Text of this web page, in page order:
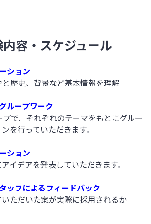
容・スケジュール
ション
歴史、背景など基本情報を理解
ループワーク
で、それぞれのテーマをもとにグルー
を行っていただきます。
ション
イデアを発表していただきます。
ッフによるフィードバック
ただいた案が実際に採用されるか